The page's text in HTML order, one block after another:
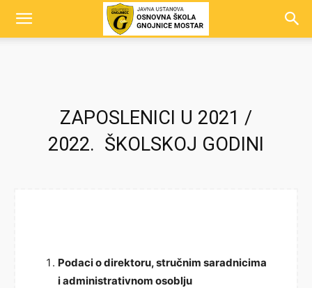
ZAPOSLENICI U 2021 /
2022. ŠKOLSKOJ GODINI
Podaci o direktoru, stručnim saradnicima
i administrativnom osoblju